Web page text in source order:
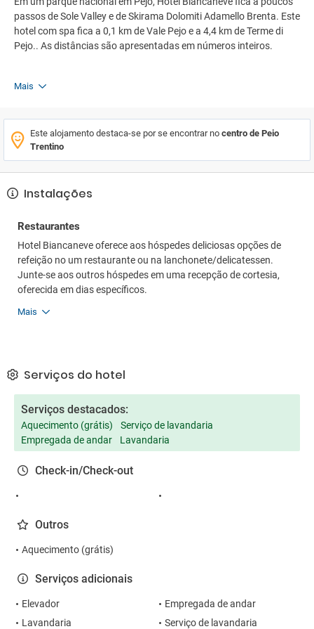
passos de Sole Valley e de Skirama Dolomiti Adamello Brenta. Este
hotel com spa fica a 0,1 km de Vale Pejo e a 4,4 km de Terme di
Pejo.. As distâncias são apresentadas em números inteiros.
Mais
Este alojamento destaca-se por se encontrar no centro de Peio
Trentino
Instalações
Restaurantes
Hotel Biancaneve oferece aos hóspedes deliciosas opções de
refeição no um restaurante ou na lanchonete/delicatessen.
Junte-se aos outros hóspedes em uma recepção de cortesia,
oferecida em dias específicos.
Mais
Serviços do hotel
Serviços destacados:
Aquecimento (grátis)
Serviço de lavandaria
Empregada de andar
Lavandaria
Check-in/Check-out
Outros
Aquecimento (grátis)
Serviços adicionais
Elevador
Empregada de andar
Lavandaria
Serviço de lavandaria